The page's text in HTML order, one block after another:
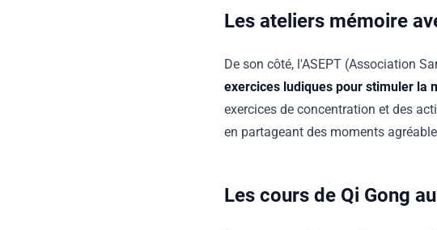
Les ateliers mémoire
De son côté, l'ASEPT (Association
exercices ludiques pour stimuler la
exercices de concentration et des
en partageant des moments
Les cours de Qi Gong